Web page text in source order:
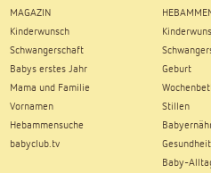
MAGAZIN
Kinderwunsch
Schwangerschaft
Babys erstes Jahr
Mama und Familie
Vornamen
Hebammensuche
babyclub.tv
Geburt
Stillen
Gesundheit
Baby-